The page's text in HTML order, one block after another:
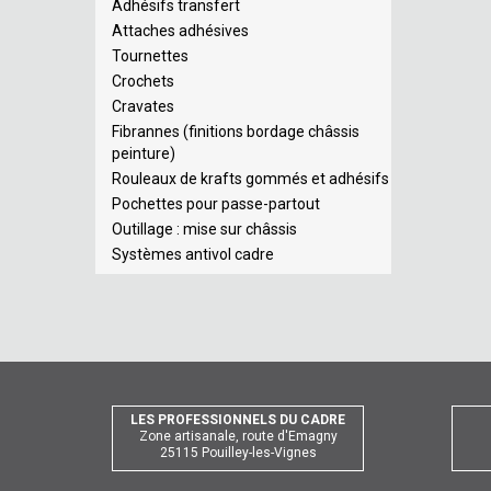
Adhésifs transfert
Attaches adhésives
Tournettes
Crochets
Cravates
Fibrannes (finitions bordage châssis
peinture)
Rouleaux de krafts gommés et adhésifs
Pochettes pour passe-partout
Outillage : mise sur châssis
Systèmes antivol cadre
LES PROFESSIONNELS DU CADRE
Zone artisanale, route d'Emagny
25115 Pouilley-les-Vignes